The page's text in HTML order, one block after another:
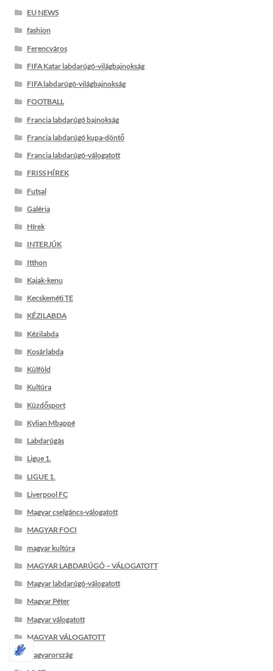
EU NEWS
fashion
Ferencváros
FIFA Katar labdarúgó-világbajnokság
FIFA labdarúgó-világbajnokság
FOOTBALL
Francia labdarúgó bajnokság
Francia labdarúgó kupa-döntő
Francia labdarúgó-válogatott
FRISS HÍREK
Futsal
Galéria
Hírek
INTERJÚK
Itthon
Kajak-kenu
Kecskeméti TE
KÉZILABDA
Kézilabda
Kosárlabda
Külföld
Kultúra
Küzdősport
Kylian Mbappé
Labdarúgás
Ligue 1.
LIGUE 1.
Liverpool FC
Magyar cselgáncs-válogatott
MAGYAR FOCI
magyar kultúra
MAGYAR LABDARÚGÓ – VÁLOGATOTT
Magyar labdarúgó-válogatott
Magyar Péter
Magyar válogatott
MAGYAR VÁLOGATOTT
Magyarország